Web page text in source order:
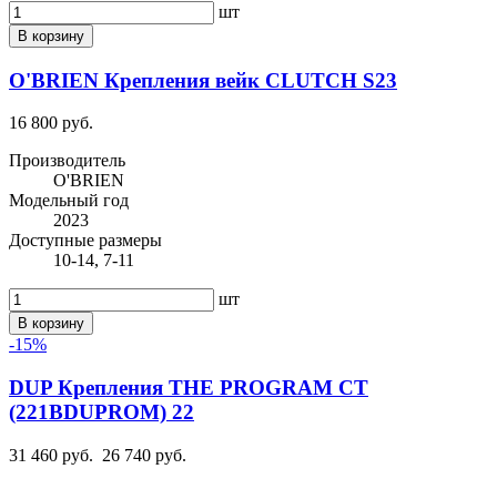
шт
В корзину
O'BRIEN Крепления вейк CLUTCH S23
16 800 руб.
Производитель
O'BRIEN
Модельный год
2023
Доступные размеры
10-14, 7-11
шт
В корзину
-15%
DUP Крепления THE PROGRAM CT
(221BDUPROM) 22
31 460 руб. 26 740 руб.